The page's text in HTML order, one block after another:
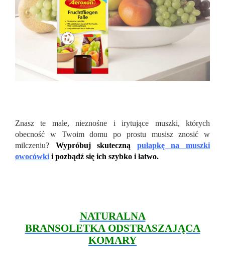
Znasz te małe, nieznośne i irytujące muszki, których
obecność w Twoim domu po prostu musisz znosić w
milczeniu? Wypróbuj skuteczną pułapkę na muszki
owocówki i pozbądź się ich szybko i łatwo.
NATURALNA
BRANSOLETKA ODSTRASZAJĄCA
KOMARY